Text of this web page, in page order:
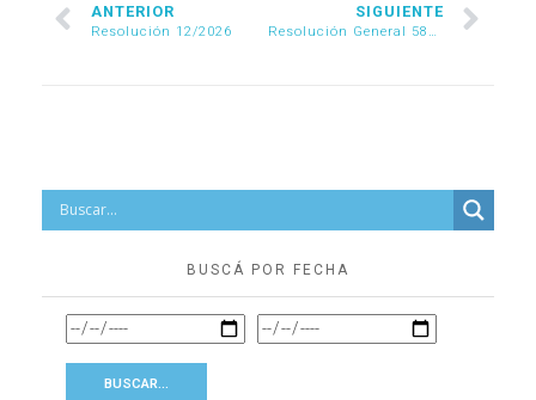
ANTERIOR
Resolución 12/2026
SIGUIENTE
Resolución General 5861/2026
BUSCÁ POR FECHA